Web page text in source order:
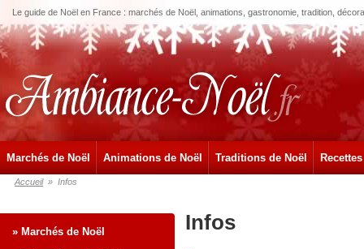
Le guide de Noël en France : marchés de Noël, animations, gastronomie, tradition,
Marchés de Noël Animations de Noël Traditions de Noël
Accueil » Infos
» Marchés de Noël
Infos